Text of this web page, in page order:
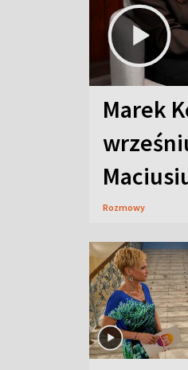
Marek
Rozmowy